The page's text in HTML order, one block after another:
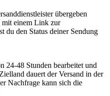
übergeben
mit einem Link zur
du den Status deiner Sendung
24-48 Stunden bearbeitet und
dauert der Versand in der
Nachfrage kann sich die